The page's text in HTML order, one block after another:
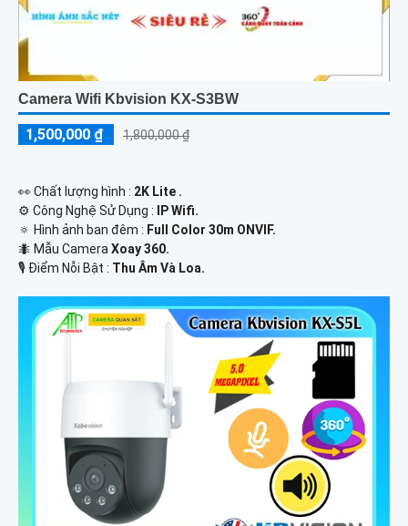
Camera Wifi Kbvision KX-S3BW
1,500,000 ₫ 1,800,000 ₫
️👀 Chất lượng hình : 2K Lite .
⚙ Công Nghệ Sử Dụng :
IP Wifi.
🔅 Hình ảnh ban đêm : Full Color 30m ONVIF.
🐜 Mẫu Camera Xoay 360.
️🎙 Điểm Nỗi Bật : Thu Âm Và Loa.